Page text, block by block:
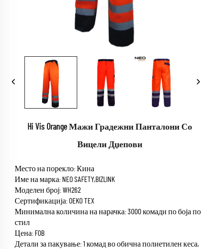
Hi Vis Orange Мажи Градежни Панталони Со
Вицели Дџепови
Место на порекло: Кина
Име на марка: NEO SAFETY,BIZLINK
Моделен број: WH262
Сертификација: OEKO TEX
Минимална количина на нарачка: 3000 комади по боја по
стил
Цена: FOB
Детали за пакување: 1 комад во обична полиетилен кеса,